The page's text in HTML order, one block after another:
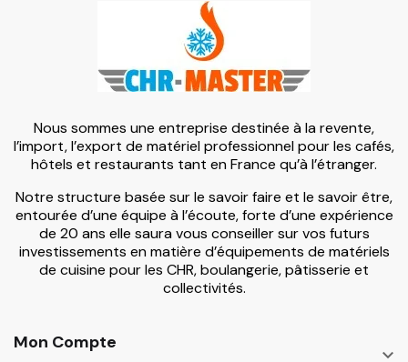
Nous sommes une entreprise destinée à la revente,
l’import, l’export de matériel professionnel pour les cafés,
hôtels et restaurants tant en France qu’à l’étranger.
Notre structure basée sur le savoir faire et le savoir être,
entourée d’une équipe à l’écoute, forte d’une expérience
de 20 ans elle saura vous conseiller sur vos futurs
investissements en matière d’équipements de matériels
de cuisine pour les CHR, boulangerie, pâtisserie et
collectivités.
Mon Compte
